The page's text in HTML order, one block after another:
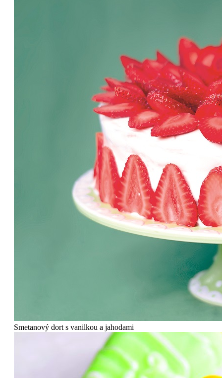
Smetanový dort s vanilkou a jahodami